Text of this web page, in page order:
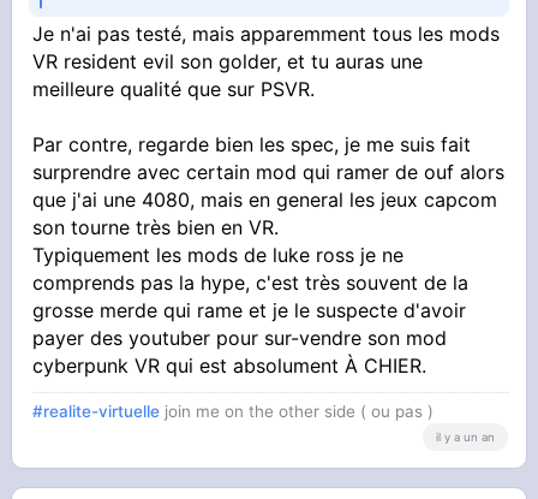
expériences pour le combat physique.
Egalement si tu veux un petit bout de JRPG
expériences malgré les limitations du titre, mais
ça reste fait par un tout petit studio Japonnais
de Kyoto.
Ancien dungeon VR, Alyx, sont des must have
avec Resident Evil 4 et Batman Arkham
Shadows.
Underdogs & until you fall, grosse reco
également si tu n'as pas peur de suer.
Je n'ai pas testé, mais apparemment tous les mods
VR resident evil son golder, et tu auras une
meilleure qualité que sur PSVR.
Par contre, regarde bien les spec, je me suis fait
surprendre avec certain mod qui ramer de ouf alors
que j'ai une 4080, mais en general les jeux capcom
son tourne très bien en VR.
Typiquement les mods de luke ross je ne
comprends pas la hype, c'est très souvent de la
grosse merde qui rame et je le suspecte d'avoir
payer des youtuber pour sur-vendre son mod
cyberpunk VR qui est absolument À CHIER.
#realite-virtuelle join me on the other side ( ou pas )
il y a un an